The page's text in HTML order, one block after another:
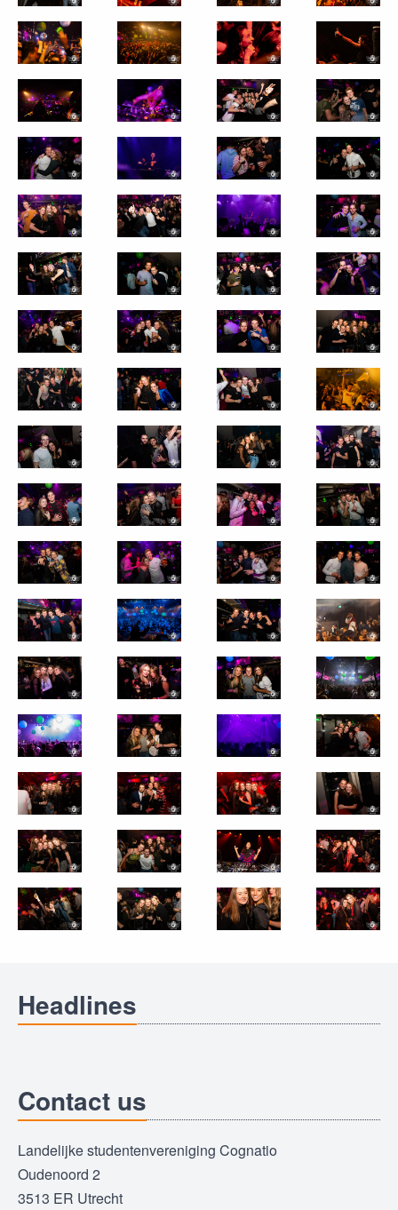
Headlines
Contact us
Landelijke studentenvereniging Cognatio
Oudenoord 2
3513 ER Utrecht